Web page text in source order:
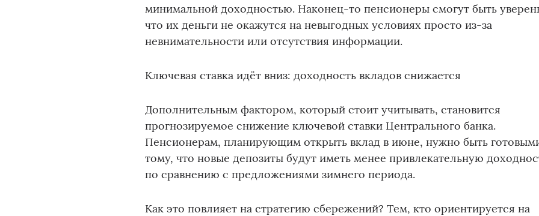
минимальной доходностью. Наконец‑то пенсионеры смогут быть
что их деньги не окажутся на невыгодных условиях просто из‑за
невнимательности или отсутствия информации.
Ключевая ставка идёт вниз: доходность вкладов снижается
Дополнительным фактором, который стоит учитывать, становится
прогнозируемое снижение ключевой ставки Центрального банка.
Пенсионерам, планирующим открыть вклад в июне, нужно быть
тому, что новые депозиты будут иметь менее привлекательную
по сравнению с предложениями зимнего периода.
Как это повлияет на стратегию сбережений? Тем, кто ориентируется на